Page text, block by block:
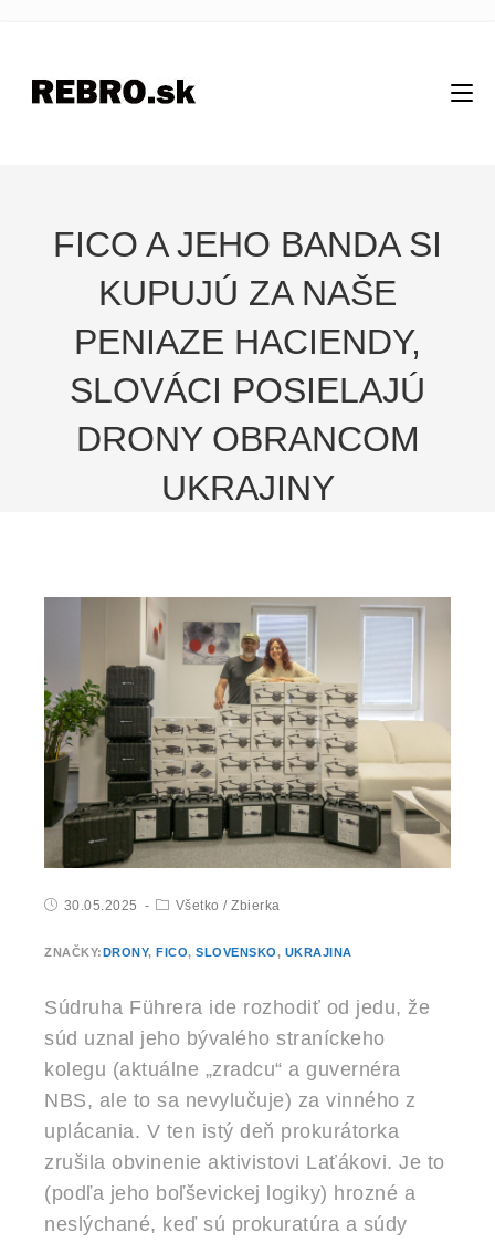
FICO A JEHO BANDA SI
KUPUJÚ ZA NAŠE
PENIAZE HACIENDY,
SLOVÁCI POSIELAJÚ
DRONY OBRANCOM
UKRAJINY
30.05.2025 Všetko / Zbierka
ZNAČKY:DRONY, FICO, SLOVENSKO, UKRAJINA
Súdruha Führera ide rozhodiť od jedu, že
súd uznal jeho bývalého straníckeho
kolegu (aktuálne „zradcu“ a guvernéra
NBS, ale to sa nevylučuje) za vinného z
uplácania. V ten istý deň prokurátorka
zrušila obvinenie aktivistovi Laťákovi. Je to
(podľa jeho boľševickej logiky) hrozné a
neslýchané, keď sú prokuratúra a súdy